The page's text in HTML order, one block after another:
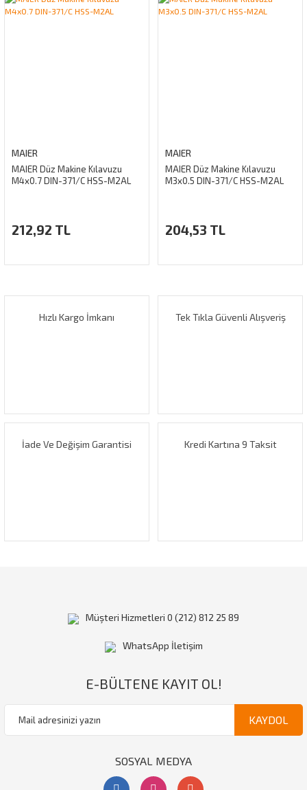
MAIER
MAIER Düz Makine Kılavuzu
M4x0.7 DIN-371/C HSS-M2AL
212,92 TL
MAIER
MAIER Düz Makine Kılavuzu
M3x0.5 DIN-371/C HSS-M2AL
204,53 TL
Hızlı Kargo İmkanı Tek Tıkla Güvenli Alışveriş
İade Ve Değişim Garantisi Kredi Kartına 9 Taksit
Müşteri Hizmetleri 0 (212) 812 25 89
WhatsApp İletişim
E-BÜLTENE KAYIT OL!
KAYDOL
SOSYAL MEDYA